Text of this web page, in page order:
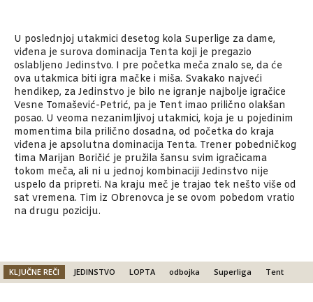
U poslednjoj utakmici desetog kola Superlige za dame,
viđena je surova dominacija Tenta koji je pregazio
oslabljeno Jedinstvo. I pre početka meča znalo se, da će
ova utakmica biti igra mačke i miša. Svakako najveći
hendikep, za Jedinstvo je bilo ne igranje najbolje igračice
Vesne Tomašević-Petrić, pa je Tent imao prilično olakšan
posao. U veoma nezanimljivoj utakmici, koja je u pojedinim
momentima bila prilično dosadna, od početka do kraja
viđena je apsolutna dominacija Tenta. Trener pobedničkog
tima Marijan Boričić je pružila šansu svim igračicama
tokom meča, ali ni u jednoj kombinaciji Jedinstvo nije
uspelo da pripreti. Na kraju meč je trajao tek nešto više od
sat vremena. Tim iz Obrenovca je se ovom pobedom vratio
na drugu poziciju.
KLJUČNE REČI JEDINSTVO LOPTA odbojka Superliga Tent